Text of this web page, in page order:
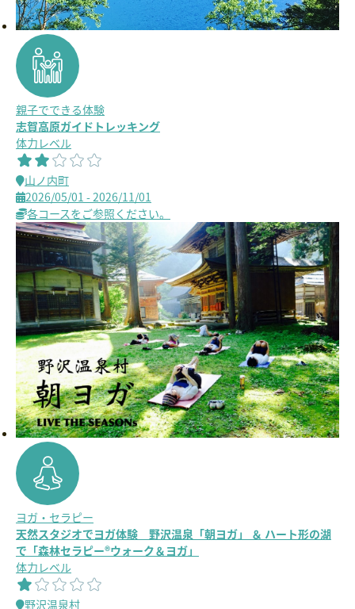
親子でできる体験
志賀高原ガイドトレッキング
体力レベル
山ノ内町
2026/05/01 - 2026/11/01
各コースをご参照ください。
ヨガ・セラピー
天然スタジオでヨガ体験 野沢温泉「朝ヨガ」 ＆ ハート形の湖
で「森林セラピー®ウォーク＆ヨガ」
体力レベル
野沢温泉村